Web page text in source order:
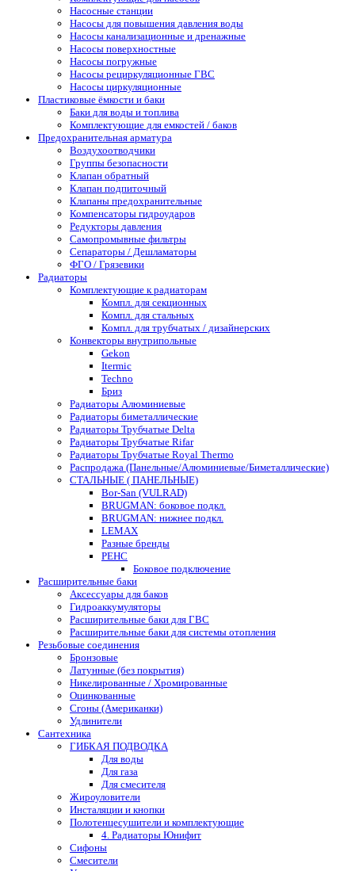
Насосные станции
Насосы для повышения давления воды
Насосы канализационные и дренажные
Насосы поверхностные
Насосы погружные
Насосы рециркуляционные ГВС
Насосы циркуляционные
Пластиковые ёмкости и баки
Баки для воды и топлива
Комплектующие для емкостей / баков
Предохранительная арматура
Воздухоотводчики
Группы безопасности
Клапан обратный
Клапан подпиточный
Клапаны предохранительные
Компенсаторы гидроударов
Редукторы давления
Самопромывные фильтры
Сепараторы / Дешламаторы
ФГО / Грязевики
Радиаторы
Комплектующие к радиаторам
Компл. для секционных
Компл. для стальных
Компл. для трубчатых / дизайнерских
Конвекторы внутрипольные
Gekon
Itermic
Techno
Бриз
Радиаторы Алюминиевые
Радиаторы биметаллические
Радиаторы Трубчатые Delta
Радиаторы Трубчатые Rifar
Радиаторы Трубчатые Royal Thermo
Распродажа (Панельные/Алюминиевые/Биметаллические)
СТАЛЬНЫЕ ( ПАНЕЛЬНЫЕ)
Bor-San (VULRAD)
BRUGMAN: боковое подкл.
BRUGMAN: нижнее подкл.
LEMAX
Разные бренды
РЕНС
Боковое подключение
Расширительные баки
Аксессуары для баков
Гидроаккумуляторы
Расширительные баки для ГВС
Расширительные баки для системы отопления
Резьбовые соединения
Бронзовые
Латунные (без покрытия)
Никелированные / Хромированные
Оцинкованные
Сгоны (Американки)
Удлинители
Сантехника
ГИБКАЯ ПОДВОДКА
Для воды
Для газа
Для смесителя
Жироуловители
Инсталяции и кнопки
Полотенцесушители и комплектующие
4. Радиаторы Юнифит
Сифоны
Смесители